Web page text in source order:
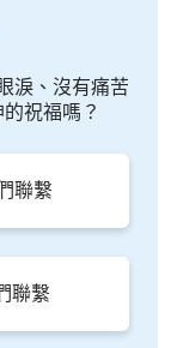
淚、沒有痛苦
祝福嗎？
聯繫
聯繫